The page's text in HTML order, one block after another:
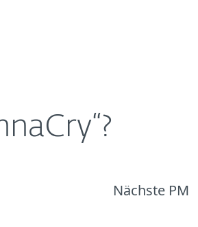
Nächste PM